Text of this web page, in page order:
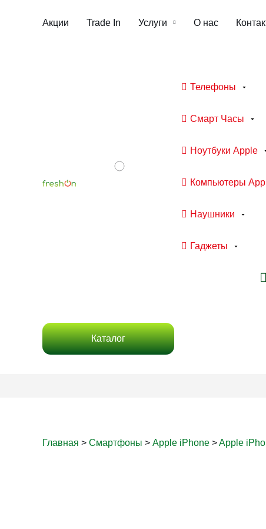
Акции Trade In Услуги О нас
Телефоны
Смарт Часы
Ноутбуки Apple
Компьютеры
Наушники
Гаджеты
Каталог
Главная > Смартфоны > Apple iPhone >Apple